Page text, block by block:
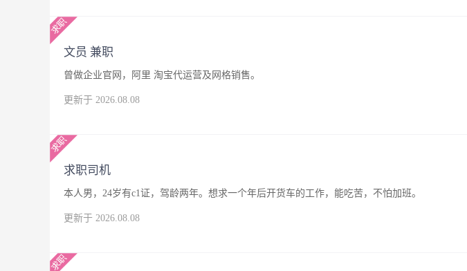
文员 兼职
曾做企业官网，阿里 淘宝代运营及网格销售。
更新于 2026.08.08
求职司机
本人男，24岁有c1证，驾龄两年。想求一个年后开货车的工作，能吃苦，不怕加班。
更新于 2026.08.08